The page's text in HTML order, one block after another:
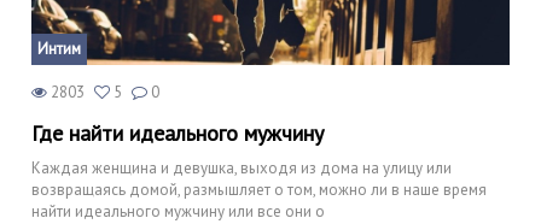
Интим
2803 5 0
Где найти идеального мужчину
Каждая женщина и девушка, выходя из дома на улицу или
возвращаясь домой, размышляет о том, можно ли в наше время
найти идеального мужчину или все они о